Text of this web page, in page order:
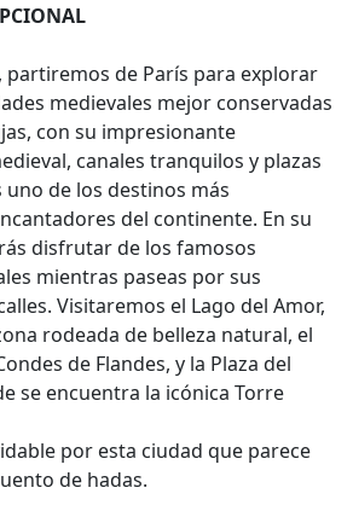
partiremos de París para explorar
medievales mejor conservadas
con su impresionante
canales tranquilos y plazas
uno de los destinos más
del continente. En su
disfrutar de los famosos
mientras paseas por sus
Visitaremos el Lago del Amor,
rodeada de belleza natural, el
de Flandes, y la Plaza del
se encuentra la icónica Torre
por esta ciudad que parece
de hadas.